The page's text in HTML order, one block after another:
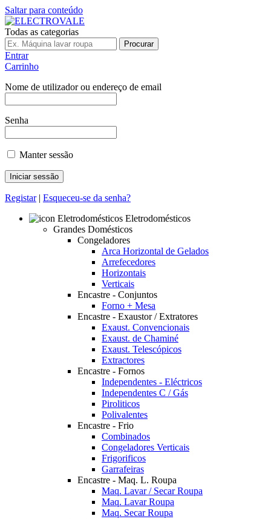
Saltar para conteúdo
Todas as categorias
Procurar
Entrar
Carrinho
Nome de utilizador ou endereço de email
Senha
Manter sessão
Registar| Esqueceu-se da senha?
Eletrodomésticos
Grandes Domésticos
Congeladores
Arca Horizontal de Gelados
Arrefecedores
Horizontais
Verticais
Encastre - Conjuntos
Forno + Mesa
Encastre - Exaustor / Extratores
Exaust. Convencionais
Exaust. de Chaminé
Exaust. Telescópicos
Extractores
Encastre - Fornos
Independentes - Eléctricos
Independentes C / Gás
Piroliticos
Polivalentes
Encastre - Frio
Combinados
Congeladores Verticais
Frigorificos
Garrafeiras
Encastre - Maq. L. Roupa
Maq. Lavar / Secar Roupa
Maq. Lavar Roupa
Maq. Secar Roupa